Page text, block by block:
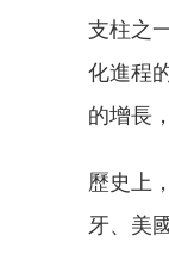
支柱之
化進程
的增長
歷史上
牙、美